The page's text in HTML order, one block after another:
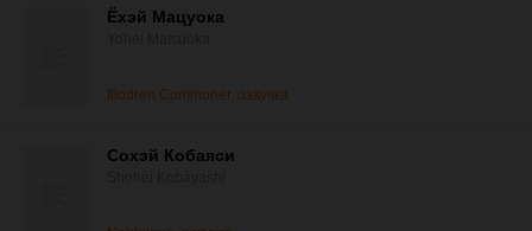
Ёхэй Мацуока
Illodren Commoner, озвучка
Сохэй Кобаяси